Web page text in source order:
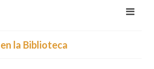
la Biblioteca